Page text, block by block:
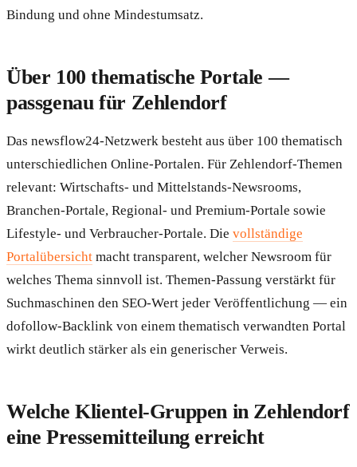
Bindung und ohne Mindestumsatz.
Über 100 thematische Portale —
passgenau für Zehlendorf
Das newsflow24-Netzwerk besteht aus über 100 thematisch
unterschiedlichen Online-Portalen. Für Zehlendorf-Themen
relevant: Wirtschafts- und Mittelstands-Newsrooms,
Branchen-Portale, Regional- und Premium-Portale sowie
Lifestyle- und Verbraucher-Portale. Die vollständige
Portalübersicht macht transparent, welcher Newsroom für
welches Thema sinnvoll ist. Themen-Passung verstärkt für
Suchmaschinen den SEO-Wert jeder Veröffentlichung — ein
dofollow-Backlink von einem thematisch verwandten Portal
wirkt deutlich stärker als ein generischer Verweis.
Welche Klientel-Gruppen in Zehlendorf
eine Pressemitteilung erreicht